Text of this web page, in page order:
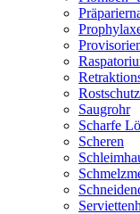
Saugrohr
Scharfe
Scheren